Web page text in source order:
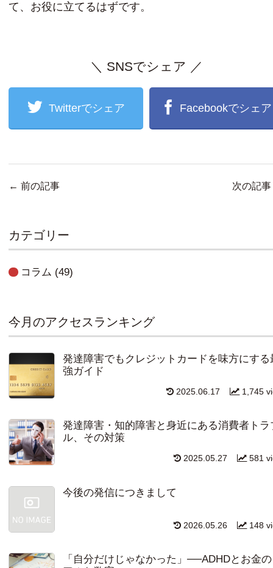
て、お役に立てるはずです。
＼ SNSでシェア ／
Twitterでシェア Facebookでシェア
← 前の記事 次の記事
カテゴリー
コラム (49)
今月のアクセスランキング
発達障害でもクレジットカードを味方にする
強ガイド
1,745
2025.06.17
発達障害・知的障害と身近にある消費者トラ
ル、その対策
581
2025.05.27
今後の発信につきまして
148
2026.05.26
「自分だけじゃなかった」──ADHDとお金